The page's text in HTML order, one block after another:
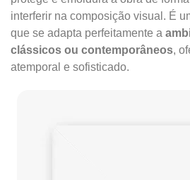
interferir na composição visual. É
que se adapta perfeitamente a
clássicos ou contemporâneos,
atemporal e sofisticado.